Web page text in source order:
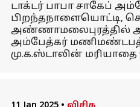
டாக்டர் பாபா சாகேப்
பிறந்தநாளையொட்டி,
அண்ணாமலைபுரத்தில்
அம்பேத்கர்
மு.க.ஸ்டாலின் மரியாதை